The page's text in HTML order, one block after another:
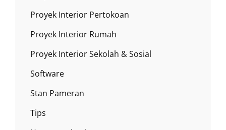
Proyek Interior Pertokoan
Proyek Interior Rumah
Proyek Interior Sekolah & Sosial
Software
Stan Pameran
Tips